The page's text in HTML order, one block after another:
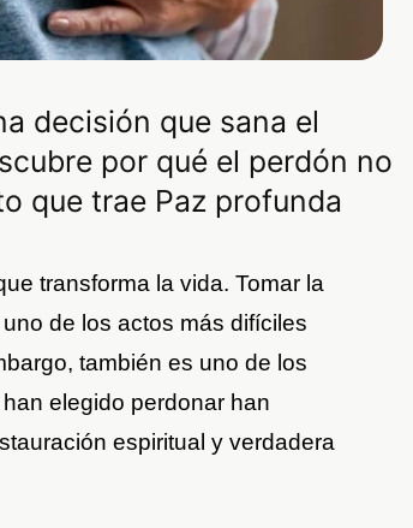
decisión que sana el
por qué el perdón no
que trae Paz profunda
transforma la vida. Tomar la
de los actos más difíciles
también es uno de los
elegido perdonar han
espiritual y verdadera